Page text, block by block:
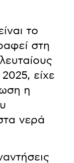
το
στη
είχε
η
νερά